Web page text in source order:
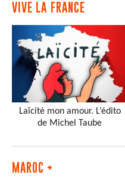
VIVE LA FRANCE
Laïcité mon amour. L’édito
de Michel Taube
MAROC +